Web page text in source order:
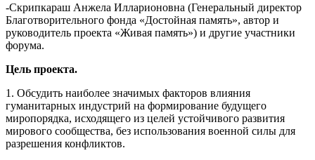
-Скрипкараш Анжела Илларионовна (Генеральный директор
Благотворительного фонда «Достойная память», автор и
руководитель проекта «Живая память») и другие участники
форума.
Цель проекта.
1. Обсудить наиболее значимых факторов влияния
гуманитарных индустрий на формирование будущего
миропорядка, исходящего из целей устойчивого развития
мирового сообщества, без использования военной силы для
разрешения конфликтов.